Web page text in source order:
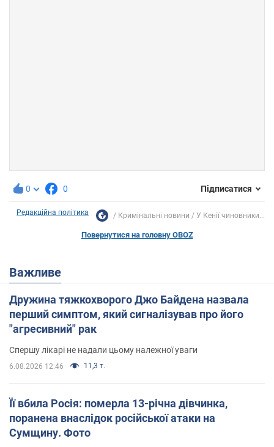
0 0 Підписатися
Редакційна політика Кримінальні новини У Кенії чиновники...
Повернутися на головну OBOZ
Важливе
Дружина тяжкохворого Джо Байдена назвала
перший симптом, який сигналізував про його
"агресивний" рак
Спершу лікарі не надали цьому належної уваги
6.08.2026 12:46 11,3 т.
Її вбила Росія: померла 13-річна дівчинка,
поранена внаслідок російської атаки на
Сумщину. Фото